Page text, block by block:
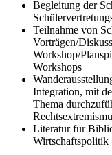
Begleitung der
Teilnahme von
Vorträgen/
Workshop/
Workshops
Integration, mit
Thema
Literatur für
Wirtschaftspolitik